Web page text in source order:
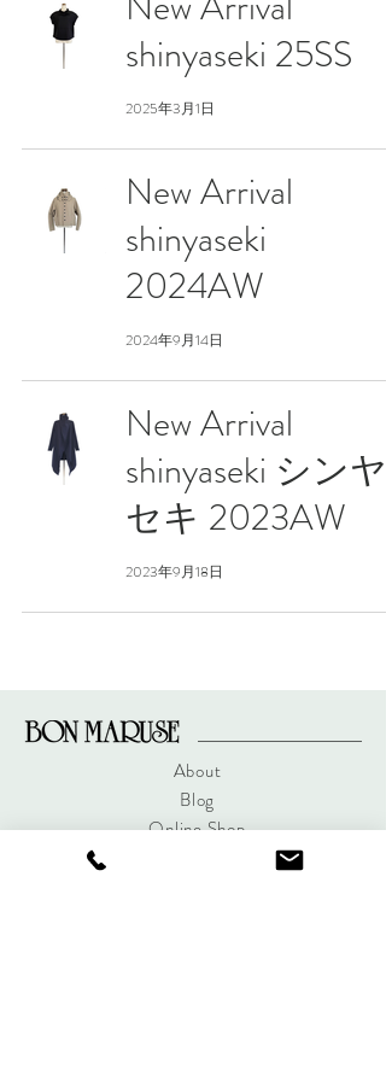
shinyaseki 25SS
2025年3月1日
New Arrival
shinyaseki
2024AW
2024年9月14日
New Arrival
shinyaseki シンヤ
セキ 2023AW
2023年9月18日
About
Blog
Online Shop